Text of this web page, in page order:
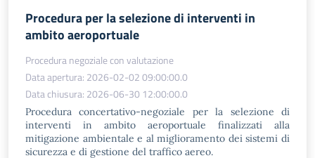
Procedura per la selezione di interventi in
ambito aeroportuale
Procedura negoziale con valutazione
Data apertura: 2026-02-02 09:00:00.0
Data chiusura: 2026-06-30 12:00:00.0
Procedura concertativo-negoziale per la selezione di
interventi in ambito aeroportuale finalizzati alla
mitigazione ambientale e al miglioramento dei sistemi di
sicurezza e di gestione del traffico aereo.